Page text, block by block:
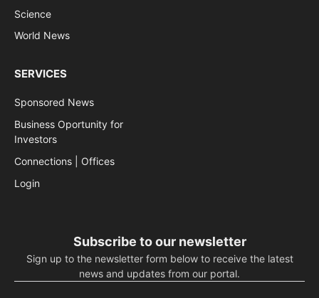
Science
World News
SERVICES
Sponsored News
Business Oportunity for
Investors
Connections | Offices
Login
Subscribe to our newsletter
Sign up to the newsletter form below to receive the latest
news and updates from our portal.